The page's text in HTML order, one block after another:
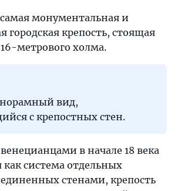
монументальная и
городская крепость, стоящая
метрового холма.
вид,
с крепостных стен.
в начале 18 века
система отдельных
стенами, крепость